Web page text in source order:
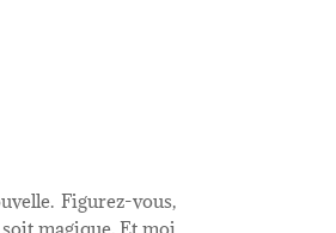
Figurez-vous,